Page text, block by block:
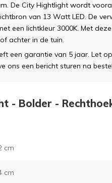
De City Hightlight wordt
van 13 Watt LED. De
een lichtkleur 3000K. Met
achter in de tuin.
een garantie van 5 jaar. Let
ons een bericht sturen na
- Bolder -
cm
cm